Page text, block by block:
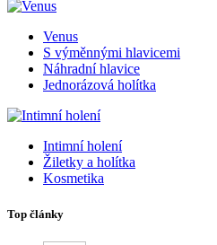
Venus
S výměnnými hlavicemi
Náhradní hlavice
Jednorázová holítka
Intimní holení
Žiletky a holítka
Kosmetika
Top články